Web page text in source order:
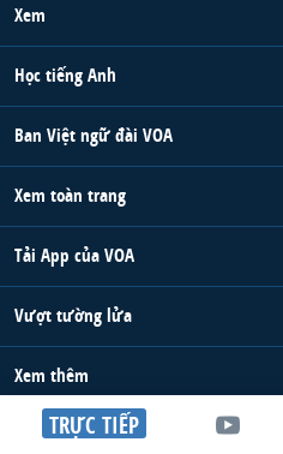
TRỰC TIẾP
Xem
Học tiếng Anh
Ban Việt ngữ đài VOA
Xem toàn trang
Tải App của VOA
Vượt tường lửa
Xem thêm